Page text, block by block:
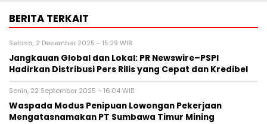
BERITA TERKAIT
Selasa, 2 Desember 2025 - 15:29 WIB
Jangkauan Global dan Lokal: PR Newswire–PSPI
Hadirkan Distribusi Pers Rilis yang Cepat dan Kredibel
Senin, 22 September 2025 - 16:04 WIB
Waspada Modus Penipuan Lowongan Pekerjaan
Mengatasnamakan PT Sumbawa Timur Mining